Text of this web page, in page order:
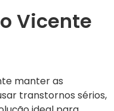
Vicente
manter as
transtornos sérios,